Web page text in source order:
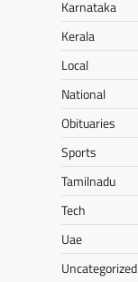
Karnataka
Kerala
Local
National
Obituaries
Sports
Tamilnadu
Tech
Uae
Uncategorized